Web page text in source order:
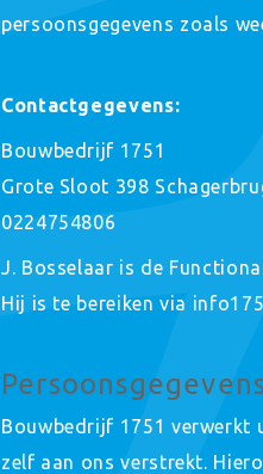
persoonsgegevens zoals
Contactgegevens:
Bouwbedrijf 1751
Grote Sloot 398
0224754806
J. Bosselaar is de
Hij is te bereiken via
Bouwbedrijf 1751 verwerkt
zelf aan ons verstrekt.